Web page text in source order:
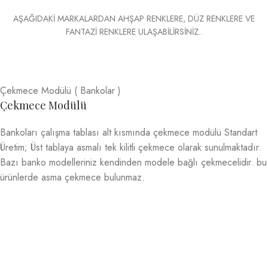
AŞAĞIDAKİ MARKALARDAN AHŞAP RENKLERE, DÜZ RENKLERE VE
FANTAZİ RENKLERE ULAŞABİLİRSİNİZ..
Çekmece Modülü ( Bankolar )
Çekmece Modülü
Bankoları çalışma tablası alt kısmında çekmece modülü Standart
Üretim; Üst tablaya asmalı tek kilitli çekmece olarak sunulmaktadır.
Bazı banko modelleriniz kendinden modele bağlı çekmecelidir. bu
ürünlerde asma çekmece bulunmaz.